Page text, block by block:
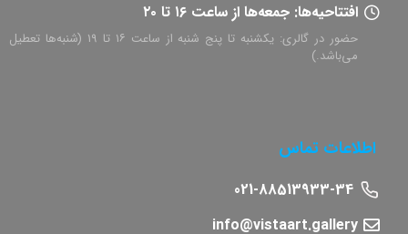
افتتاحیه‌ها: جمعه‌ها از ساعت ۱۶ تا ۲۰
حضور در گالری: یکشنبه تا پنج شنبه از ساعت ۱۶ تا ۱۹ (شنبه‌ها تعطیل
می‌باشد.)
اطلاعات تماس
021-88513933-34
info@vistaart.gallery